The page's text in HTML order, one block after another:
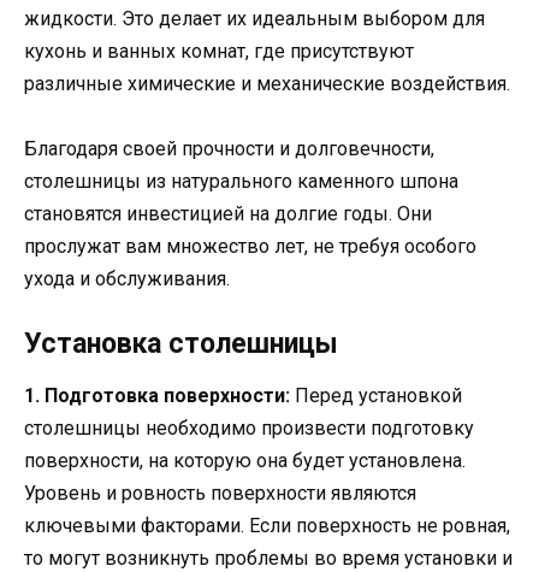
жидкости. Это делает их идеальным выбором для
кухонь и ванных комнат, где присутствуют
различные химические и механические воздействия.
Благодаря своей прочности и долговечности,
столешницы из натурального каменного шпона
становятся инвестицией на долгие годы. Они
прослужат вам множество лет, не требуя особого
ухода и обслуживания.
Установка столешницы
1. Подготовка поверхности: Перед установкой
столешницы необходимо произвести подготовку
поверхности, на которую она будет установлена.
Уровень и ровность поверхности являются
ключевыми факторами. Если поверхность не ровная,
то могут возникнуть проблемы во время установки и